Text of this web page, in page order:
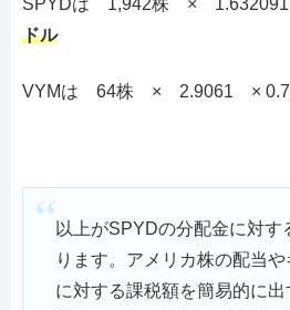
SPYDは 1,942株 ×
ドル
VYMは 64株 × 2.9061 ×
以上がSPYDの分配金に対す
ります。アメリカ株の配当
に対する課税額を簡易的に出